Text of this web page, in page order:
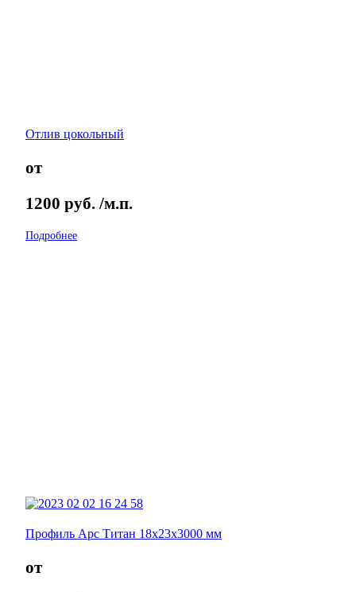
Отлив цокольный
от
1200 руб. /м.п.
Подробнее
Профиль Арс Титан 18х23х3000 мм
от